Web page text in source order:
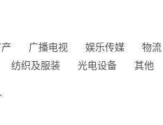
广播电视 娱乐传媒 物流
纺织及服装 光电设备 其他